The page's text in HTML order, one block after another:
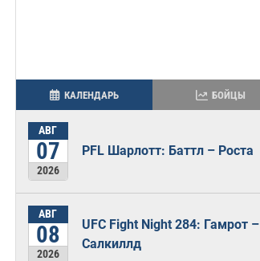
КАЛЕНДАРЬ БОЙЦЫ
АВГ
07
2026
PFL Шарлотт: Баттл – Роста
АВГ
08
2026
UFC Fight Night 284: Гамрот –
Салкиллд